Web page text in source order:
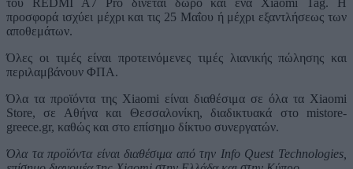
του REDMI A7 Pro δίνεται δώρο και ένα Xiaomi Tag. Η
προσφορά ισχύει μέχρι και τις 25 Μαΐου ή μέχρι εξαντλήσεως των
αποθεμάτων.
Όλες οι τιμές είναι προτεινόμενες τιμές λιανικής πώλησης και
περιλαμβάνουν ΦΠΑ.
Όλα τα προϊόντα της Xiaomi είναι διαθέσιμα σε όλα τα Xiaomi
Store, σε Αθήνα και Θεσσαλονίκη, διαδικτυακά στο mistore-
greece.gr, καθώς και στο επίσημο δίκτυο συνεργατών.
Όλα τα προϊόντα είναι διαθέσιμα από την Info Quest Technologies,